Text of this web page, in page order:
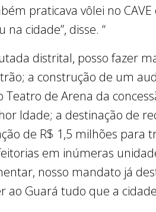
praticava vôlei no
cidade”, disse. “
distrital, posso fazer
a construção de um
de Arena da
Idade; a destinação de
de R$ 1,5 milhões para
em inúmeras
nosso mandato já
ao Guará tudo que a